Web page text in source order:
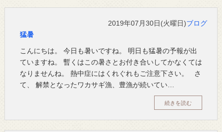
2019年07月30日(火曜日)ブログ
猛暑
こんにちは。 今日も暑いですね。 明日も猛暑の予報が出
ていますね。 暫くはこの暑さとお付き合いしてかなくては
なりませんね。 熱中症にはくれぐれもご注意下さい。 さ
て、 解禁となったワカサギ漁、豊漁が続いてい…
続きを読む